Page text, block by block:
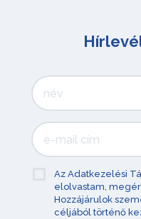
Az Adatkezelési
elolvastam,
Hozzájárulok
céljából történő